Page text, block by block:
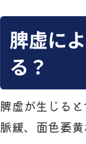
脾虚に
る？
脾虚が生じる
脈緩、面色萎